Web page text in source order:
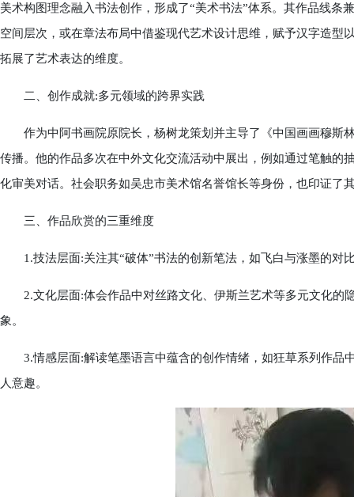
美术构图理念融入书法创作，形成了“美术书法”体系。其作品线
空间层次，或在章法布局中借鉴现代艺术设计思维，赋予汉字造型
拓展了艺术表达的维度。
二、创作成就:多元领域的跨界实践
作为中阿书画院原院长，杨树龙策划并主导了《中国画画穆斯
传播。他的作品多次在中外文化交流活动中展出，例如通过笔触的
化审美对话。社会职务如吴忠市美术馆名誉馆长等身份，也印证了
三、作品欣赏的三重维度
1.技法层面:关注其“破体”书法的创新笔法，如飞白与涨墨的对
2.文化层面:体会作品中对丝路文化、伊斯兰艺术等多元文化的
象。
3.情感层面:解读笔墨语言中蕴含的创作情绪，如狂草系列作品
人意趣。